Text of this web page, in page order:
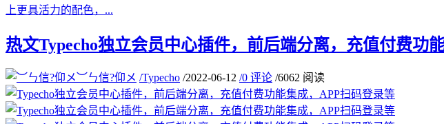
上更具活力的配色，...
热文Typecho独立会员中心插件，前后端分离，充值付费功
︶ㄣ信?仰メ /Typecho /2022-06-12 /0 评论 /6062 阅读